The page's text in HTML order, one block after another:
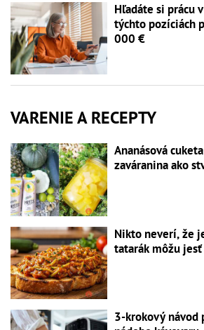
Hľadáte si prácu
týchto pozíciách
000 €
VARENIE A RECEPTY
Ananásová
zaváranina ako
Nikto neverí, že
tatarák môžu
3-krokový návod